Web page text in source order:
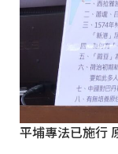
平埔專法已施行